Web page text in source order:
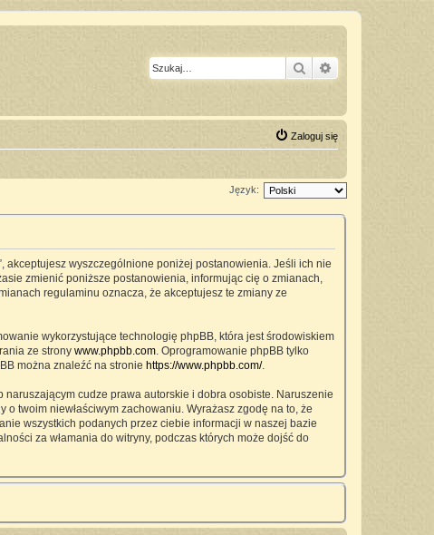
Szukaj
Zaloguj się
Język:
akceptujesz wyszczególnione poniżej postanowienia. Jeśli ich nie
zmienić poniższe postanowienia, informując cię o zmianach,
regulaminu oznacza, że akceptujesz te zmiany ze
wykorzystujące technologię phpBB, która jest środowiskiem
ze strony www.phpbb.com . Oprogramowanie phpBB tylko
można znaleźć na stronie https://www.phpbb.com/.
cudze prawa autorskie i dobra osobiste. Naruszenie
twoim niewłaściwym zachowaniu. Wyrażasz zgodę na to, że
wszystkich podanych przez ciebie informacji w naszej bazie
za włamania do witryny, podczas których może dojść do